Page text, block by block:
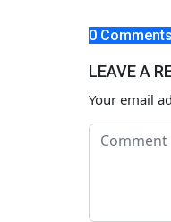
0 Comments
LEAVE A
Your email